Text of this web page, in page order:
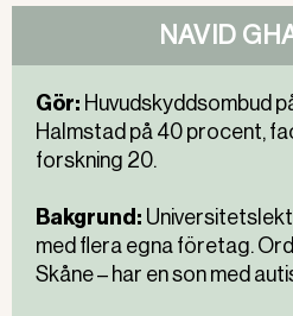
NAVID
Gör: Huvudskyddsombud
Halmstad på 40 procent,
forskning 20.
Bakgrund:
med flera egna företag.
Skåne – har en son med